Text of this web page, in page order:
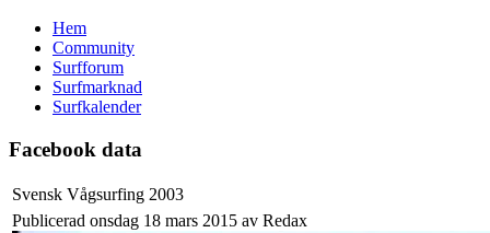
Hem
Community
Surfforum
Surfmarknad
Surfkalender
Facebook data
Svensk Vågsurfing 2003
Publicerad onsdag 18 mars 2015 av Redax